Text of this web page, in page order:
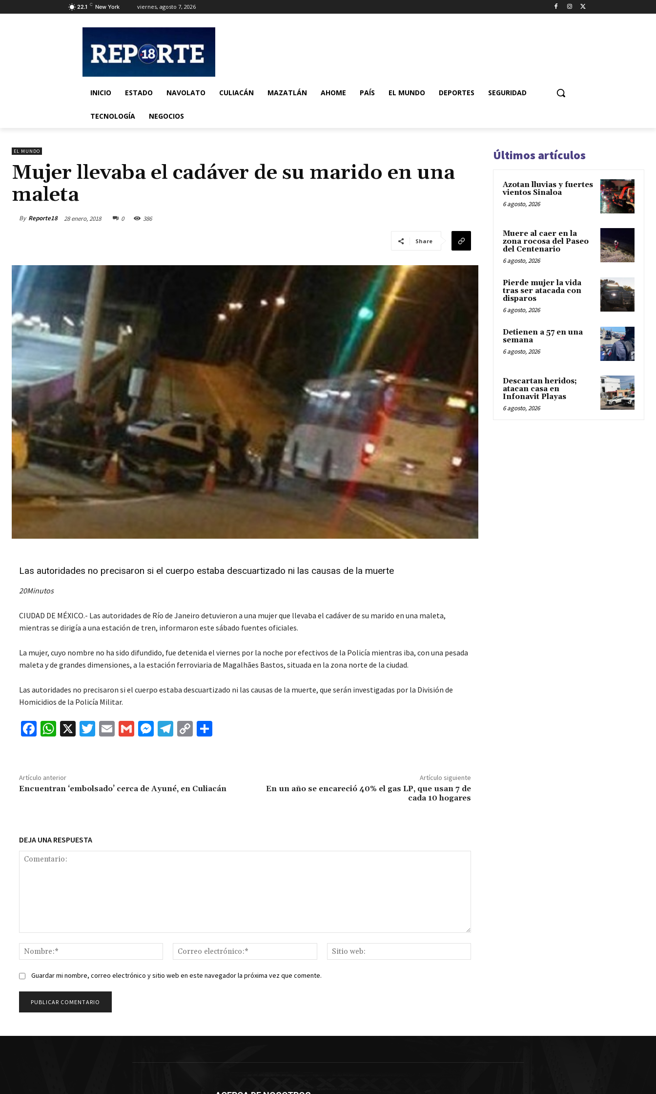
22.1 C New York viernes, agosto 7, 2026
INICIO ESTADO NAVOLATO CULIACÁN MAZATLÁN AHOME PAÍS EL MUNDO DEPORTES SEGURIDAD
TECNOLOGÍA NEGOCIOS
EL MUNDO
Mujer llevaba el cadáver de su marido en una
maleta
By Reporte18 28 enero, 2018 0 386
Share
Las autoridades no precisaron si el cuerpo estaba descuartizado ni las causas de la muerte
20Minutos
CIUDAD DE MÉXICO.- Las autoridades de Río de Janeiro detuvieron a una mujer que llevaba el cadáver de su marido en una maleta,
mientras se dirigía a una estación de tren, informaron este sábado fuentes oficiales.
La mujer, cuyo nombre no ha sido difundido, fue detenida el viernes por la noche por efectivos de la Policía mientras iba, con una pesada
maleta y de grandes dimensiones, a la estación ferroviaria de Magalhães Bastos, situada en la zona norte de la ciudad.
Las autoridades no precisaron si el cuerpo estaba descuartizado ni las causas de la muerte, que serán investigadas por la División de
Homicidios de la Policía Militar.
Fa
o
o
W
sA
p
X
T
E
G
M
ge
Te
m
C
Li ar
Artículo anterior
Encuentran ‘embolsado’ cerca de Ayuné, en Culiacán
Artículo siguiente
En un año se encareció 40% el gas LP, que usan 7 de
cada 10 hogares
DEJA UNA RESPUESTA
Nombre:*
Correo
electrónico:*
web:
Guardar mi nombre, correo electrónico y sitio web en este navegador la próxima vez que comente.
Últimos artículos
Azotan lluvias y fuertes
vientos Sinaloa
6 agosto, 2026
Muere al caer en la
zona rocosa del Paseo
del Centenario
6 agosto, 2026
Pierde mujer la vida
tras ser atacada con
disparos
6 agosto, 2026
Detienen a 57 en una
semana
6 agosto, 2026
Descartan heridos;
atacan casa en
Infonavit Playas
6 agosto, 2026